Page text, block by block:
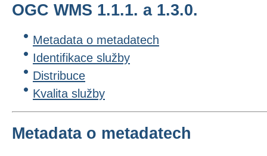
OGC WMS 1.1.1. a 1.3.0.
Metadata o metadatech
Identifikace služby
Distribuce
Kvalita služby
Metadata o metadatech